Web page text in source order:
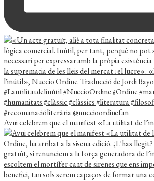
Avui celebrem que el manifest «La utilitat de l’in